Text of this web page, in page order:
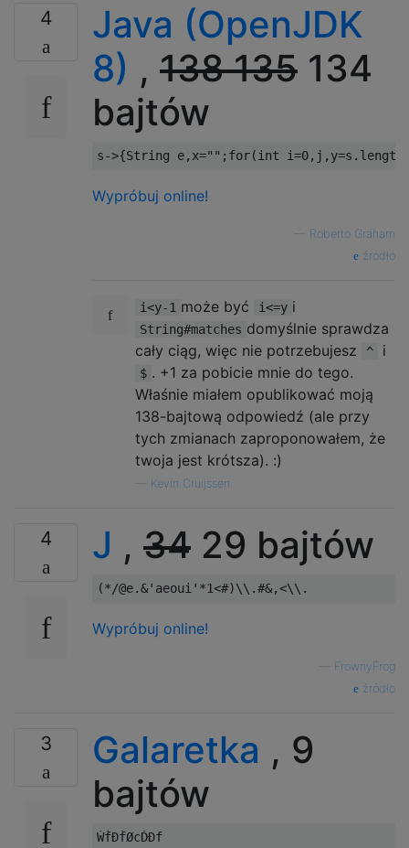
4
Java (OpenJDK
8) , 138135 134
bajtów
s->{String e, x="" ; for(int i=0, j , y=s . length
Wypróbuj online!
Roberto Graham
źródło
i<y-1 może być i<=y i
String#matches domyślnie sprawdza
cały ciąg, więc nie potrzebujesz
^ i
$ . +1 za pobicie mnie do tego.
Właśnie miałem opublikować moją
138-bajtową odpowiedź (ale przy
tych zmianach zaproponowałem, że
twoja jest krótsza). :)
Kevin Cruijssen
4 J , 34 29 bajtów
Wypróbuj online!
FrownyFrog
źródło
3 Galaretka , 9
bajtów